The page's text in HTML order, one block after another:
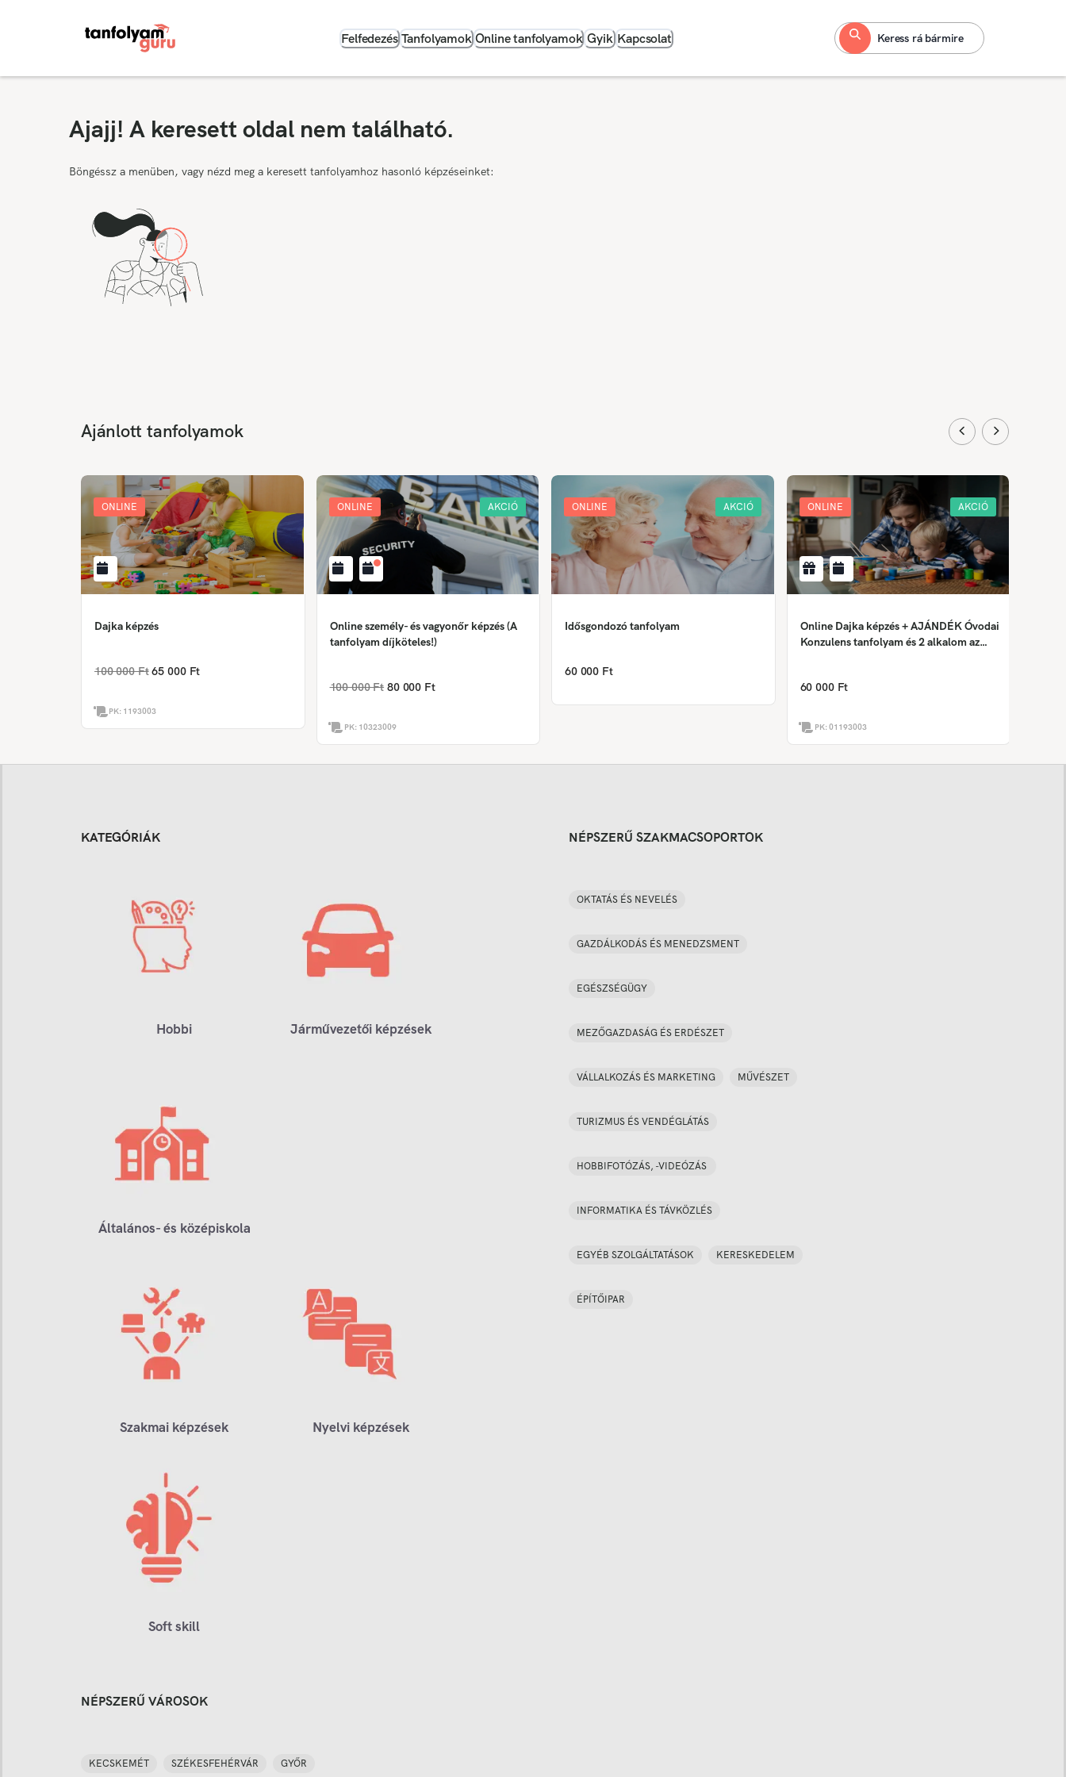
Felfedezés Tanfolyamok Online tanfolyamok Gyik Kapcsolat Keress rá bármire
Ajajj! A keresett oldal nem található.
Böngéssz a menüben, vagy nézd meg a keresett tanfolyamhoz hasonló képzéseinket:
Ajánlott tanfolyamok
ONLINE
Dajka képzés
100 000 Ft 65 000 Ft
PK: 1193003
ONLINE AKCIÓ
Online személy- és vagyonőr képzés (A
tanfolyam díjköteles!)
100 000 Ft 80 000 Ft
PK: 10323009
ONLINE AKCIÓ
Idősgondozó tanfolyam
60 000 Ft
ONLINE AKCIÓ
Online Dajka képzés + AJÁNDÉK Óvodai
Konzulens tanfolyam és 2 alkalom az
60 000 Ft
PK:01193003
KATEGÓRIÁK
Hobbi Járművezetői képzések
Általános- és középiskola
Szakmai képzések Nyelvi képzések
Soft skill
NÉPSZERŰ SZAKMACSOPORTOK
OKTATÁS ÉS NEVELÉS
GAZDÁLKODÁS ÉS MENEDZSMENT
EGÉSZSÉGÜGY
MEZŐGAZDASÁG ÉS ERDÉSZET
VÁLLALKOZÁS ÉS MARKETING MŰVÉSZET
TURIZMUS ÉS VENDÉGLÁTÁS
HOBBIFOTÓZÁS, -VIDEÓZÁS
INFORMATIKA ÉS TÁVKÖZLÉS
EGYÉB SZOLGÁLTATÁSOK KERESKEDELEM
ÉPÍTŐIPAR
NÉPSZERŰ VÁROSOK
KECSKEMÉT SZÉKESFEHÉRVÁR GYŐR